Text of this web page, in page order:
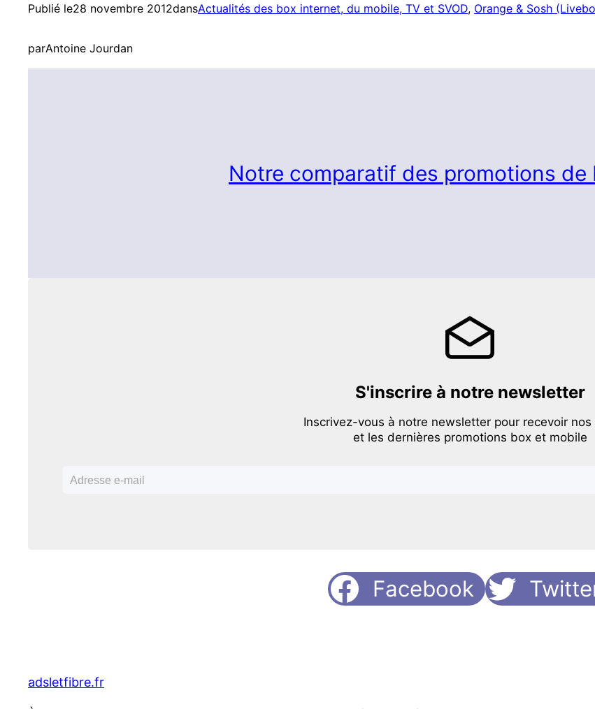
Publié le28 novembre 2012dansActualités des box internet, du mobile, TV et SVOD, Orange & Sosh
parAntoine Jourdan
Notre comparatif des promotions de
S'inscrire à notre newsletter
Inscrivez-vous à notre newsletter pour recevoir nos
et les dernières promotions box et mobile
Facebook
adsletfibre.fr